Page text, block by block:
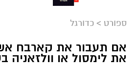
ספורט > כדורגל
אם תעבור את קארבח
את לימסול או